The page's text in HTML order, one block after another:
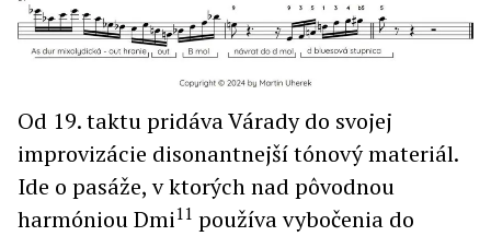
Od 19. taktu pridáva Várady do svojej
improvizácie disonantnejší tónový materiál.
Ide o pasáže, v ktorých nad pôvodnou
harmóniou Dmi11 používa vybočenia do